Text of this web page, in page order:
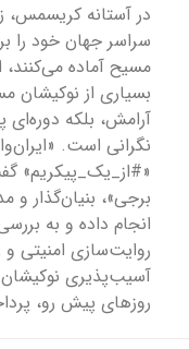
در آستانه کریسمس،
سراسر جهان خود را
مسیح آماده
بسیاری از نوکیشان
آرامش، بلکه دوره‌ای
نگرانی است.
«#از_یک_پیکریم»
انجام داده و به
روایت‌سازی امنیتی
آسیب‌پذیری
روزهای پیش رو،